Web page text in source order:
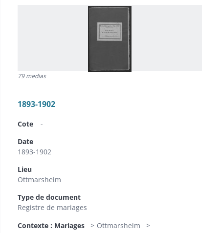
79 medias
1893-1902
Cote
-
Date
1893-1902
Lieu
Ottmarsheim
Type de document
Registre de mariages
Contexte : Mariages
Ottmarsheim